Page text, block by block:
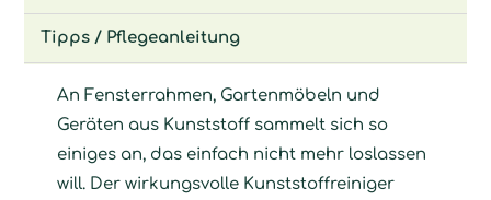
Tipps / Pflegeanleitung
An Fensterrahmen, Gartenmöbeln und
Geräten aus Kunststoff sammelt sich so
einiges an, das einfach nicht mehr loslassen
will. Der wirkungsvolle Kunststoffreiniger